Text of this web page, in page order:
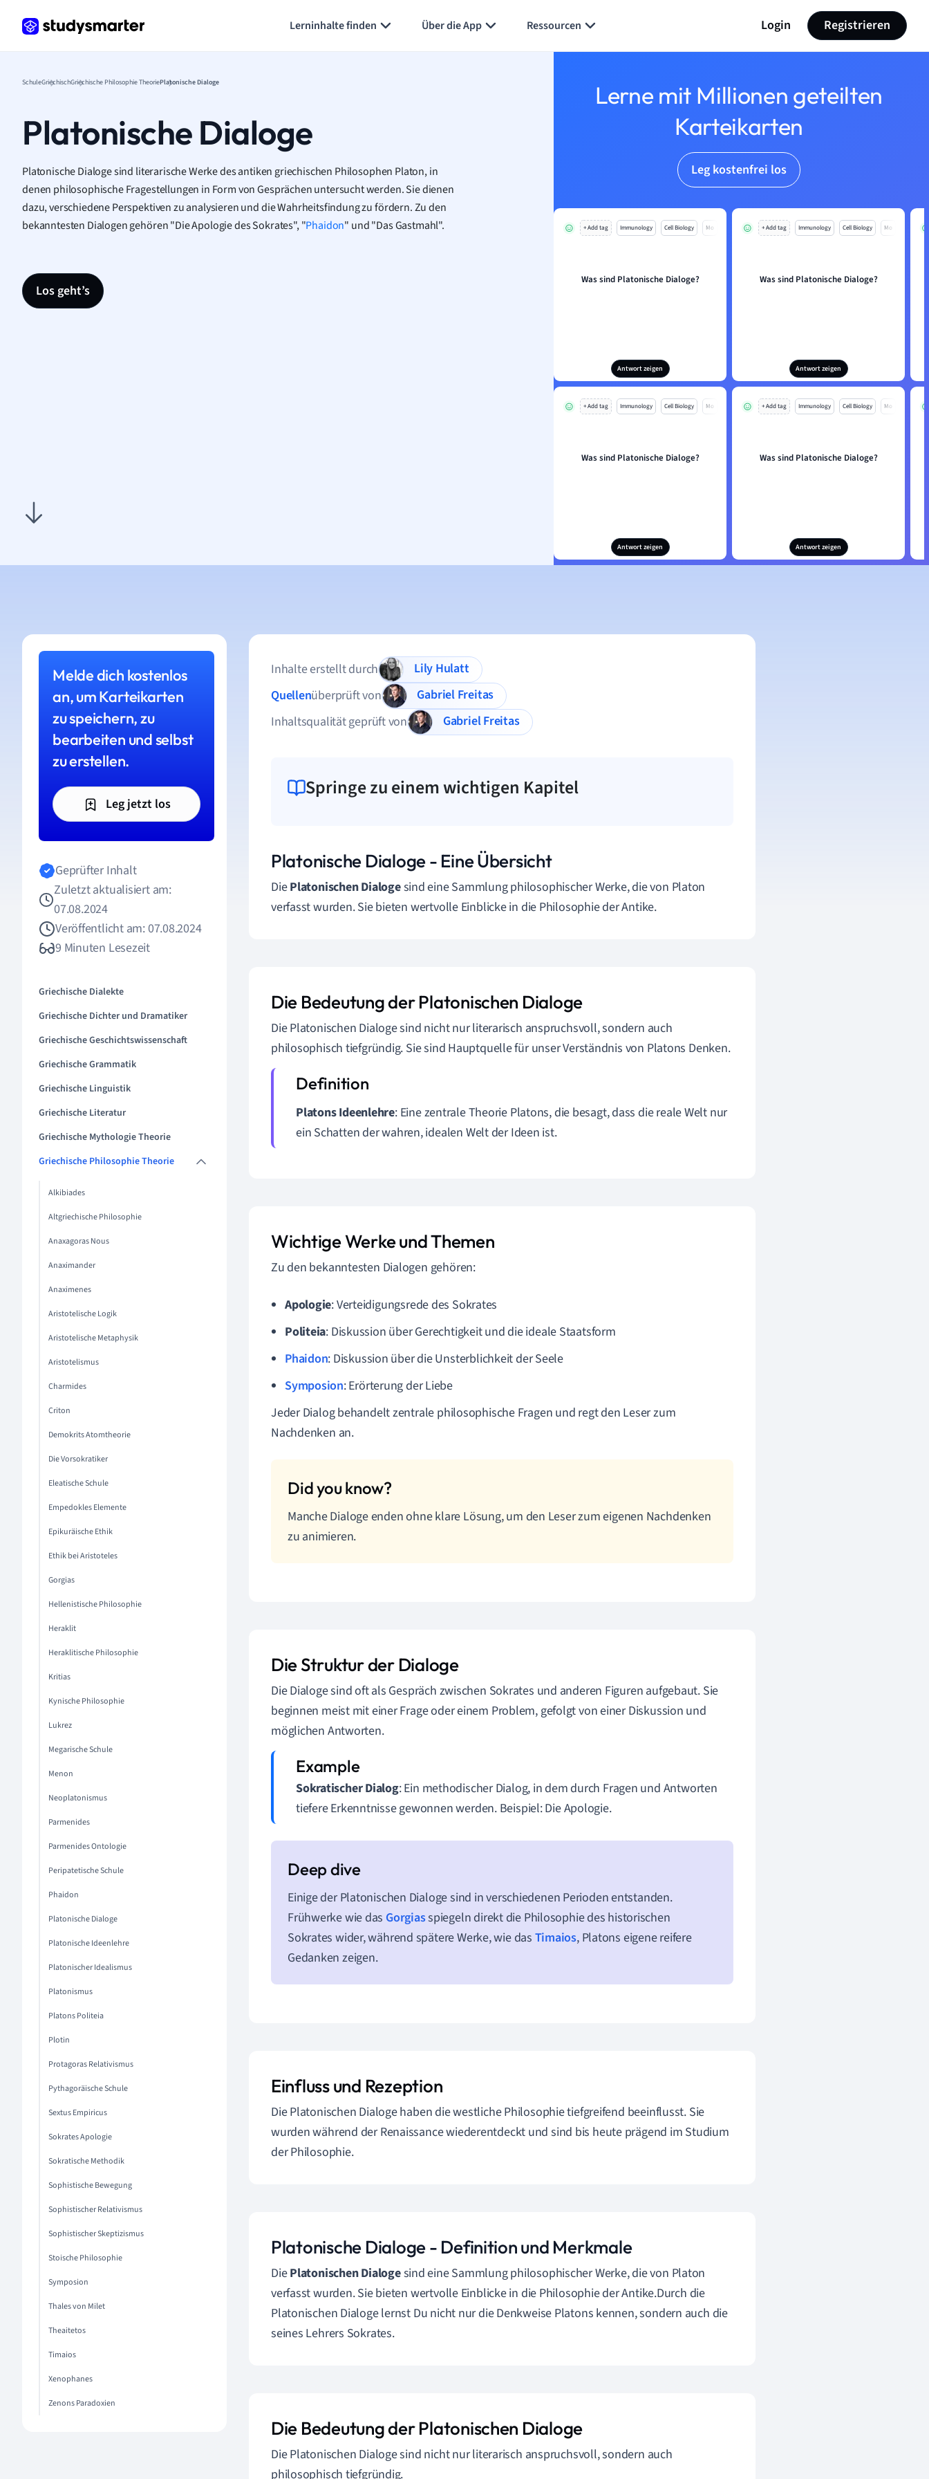
Lerninhalte finden Über die App Ressourcen Login Registrieren
SchuleGriechischGriechische Philosophie TheoriePlatonische Dialoge
Platonische Dialoge
Platonische Dialoge sind literarische Werke des antiken griechischen Philosophen Platon, in
denen philosophische Fragestellungen in Form von Gesprächen untersucht werden. Sie dienen
dazu, verschiedene Perspektiven zu analysieren und die Wahrheitsfindung zu fördern. Zu den
bekanntesten Dialogen gehören "Die Apologie des Sokrates", "Phaidon" und "Das Gastmahl".
Los geht’s
Lerne mit Millionen geteilten
Karteikarten
Leg kostenfrei los
+ Add tag Immunology Cell Biology Mo
Was sind Platonische Dialoge?
Antwort zeigen
+ Add tag Immunology Cell Biology Mo
Was sind Platonische Dialoge?
Antwort zeigen
+ Add tag Immunology Cell Biology Mo
Was sind Platonische Dialoge?
Antwort zeigen
+ Add tag Immunology Cell Biology Mo
Was sind Platonische Dialoge?
Antwort zeigen
Melde dich kostenlos
an, um Karteikarten
zu speichern, zu
bearbeiten und selbst
zu erstellen.
Leg jetzt los
Geprüfter Inhalt
Zuletzt aktualisiert am:
07.08.2024
Veröffentlicht am: 07.08.2024
9 Minuten Lesezeit
Griechische Dialekte
Griechische Dichter und Dramatiker
Griechische Geschichtswissenschaft
Griechische Grammatik
Griechische Linguistik
Griechische Literatur
Griechische Mythologie Theorie
Griechische Philosophie Theorie
Alkibiades
Altgriechische Philosophie
Anaxagoras Nous
Anaximander
Anaximenes
Aristotelische Logik
Aristotelische Metaphysik
Aristotelismus
Charmides
Criton
Demokrits Atomtheorie
Die Vorsokratiker
Eleatische Schule
Empedokles Elemente
Epikuräische Ethik
Ethik bei Aristoteles
Gorgias
Hellenistische Philosophie
Heraklit
Heraklitische Philosophie
Kritias
Kynische Philosophie
Lukrez
Megarische Schule
Menon
Neoplatonismus
Parmenides
Parmenides Ontologie
Peripatetische Schule
Phaidon
Platonische Dialoge
Platonische Ideenlehre
Platonischer Idealismus
Platonismus
Platons Politeia
Plotin
Protagoras Relativismus
Pythagoräische Schule
Sextus Empiricus
Sokrates Apologie
Sokratische Methodik
Sophistische Bewegung
Sophistischer Relativismus
Sophistischer Skeptizismus
Stoische Philosophie
Symposion
Thales von Milet
Theaitetos
Timaios
Xenophanes
Zenons Paradoxien
Inhalte erstellt durch
Lily Hulatt
Quellenüberprüft von
Gabriel Freitas
Inhaltsqualität geprüft von
Gabriel Freitas
Springe zu einem wichtigen Kapitel
Platonische Dialoge - Eine Übersicht
DiePlatonischen Dialogesind eine Sammlung philosophischer Werke, die von Platon
verfasst wurden. Sie bieten wertvolle Einblicke in die Philosophie der Antike.
Die Bedeutung der Platonischen Dialoge
Die Platonischen Dialoge sind nicht nur literarisch anspruchsvoll, sondern auch
philosophisch tiefgründig. Sie sind Hauptquelle für unser Verständnis von Platons Denken.
Platons Ideenlehre: Eine zentrale Theorie Platons, die besagt, dass die reale Welt nur
ein Schatten der wahren, idealen Welt der Ideen ist.
Wichtige Werke und Themen
Zu den bekanntesten Dialogen gehören:
Apologie: Verteidigungsrede des Sokrates
Politeia: Diskussion über Gerechtigkeit und die ideale Staatsform
Phaidon: Diskussion über die Unsterblichkeit der Seele
Symposion: Erörterung der Liebe
Jeder Dialog behandelt zentrale philosophische Fragen und regt den Leser zum
Nachdenken an.
Manche Dialoge enden ohne klare Lösung, um den Leser zum eigenen Nachdenken
zu animieren.
Die Struktur der Dialoge
Die Dialoge sind oft als Gespräch zwischen Sokrates und anderen Figuren aufgebaut. Sie
beginnen meist mit einer Frage oder einem Problem, gefolgt von einer Diskussion und
möglichen Antworten.
Sokratischer Dialog: Ein methodischer Dialog, in dem durch Fragen und Antworten
tiefere Erkenntnisse gewonnen werden. Beispiel: Die Apologie.
Einige der Platonischen Dialoge sind in verschiedenen Perioden entstanden.
Frühwerke wie das Gorgiasspiegeln direkt die Philosophie des historischen
Sokrates wider, während spätere Werke, wie das Timaios, Platons eigene reifere
Gedanken zeigen.
Einfluss und Rezeption
Die Platonischen Dialoge haben die westliche Philosophie tiefgreifend beeinflusst. Sie
wurden während der Renaissance wiederentdeckt und sind bis heute prägend im Studium
der Philosophie.
Platonische Dialoge - Definition und Merkmale
DiePlatonischen Dialogesind eine Sammlung philosophischer Werke, die von Platon
verfasst wurden. Sie bieten wertvolle Einblicke in die Philosophie der Antike.Durch die
Platonischen Dialoge lernst Du nicht nur die Denkweise Platons kennen, sondern auch die
seines Lehrers Sokrates.
Die Bedeutung der Platonischen Dialoge
Die Platonischen Dialoge sind nicht nur literarisch anspruchsvoll, sondern auch
philosophisch tiefgründig.